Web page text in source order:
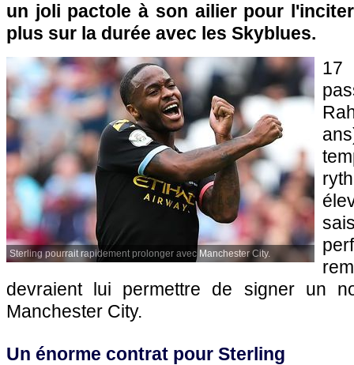
un joli pactole à son ailier pour
plus sur la durée avec les Skyblues.
Sterling pourrait rapidement prolonger avec Manchester City.
17
devraient lui permettre de signer un
Manchester City.
Un énorme contrat pour Sterling